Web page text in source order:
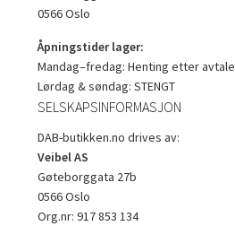
0566 Oslo
Åpningstider lager:
Mandag–fredag: Henting etter avtale
Lørdag & søndag: STENGT
SELSKAPSINFORMASJON
DAB-butikken.no drives av:
Veibel AS
Gøteborggata 27b
0566 Oslo
Org.nr: 917 853 134